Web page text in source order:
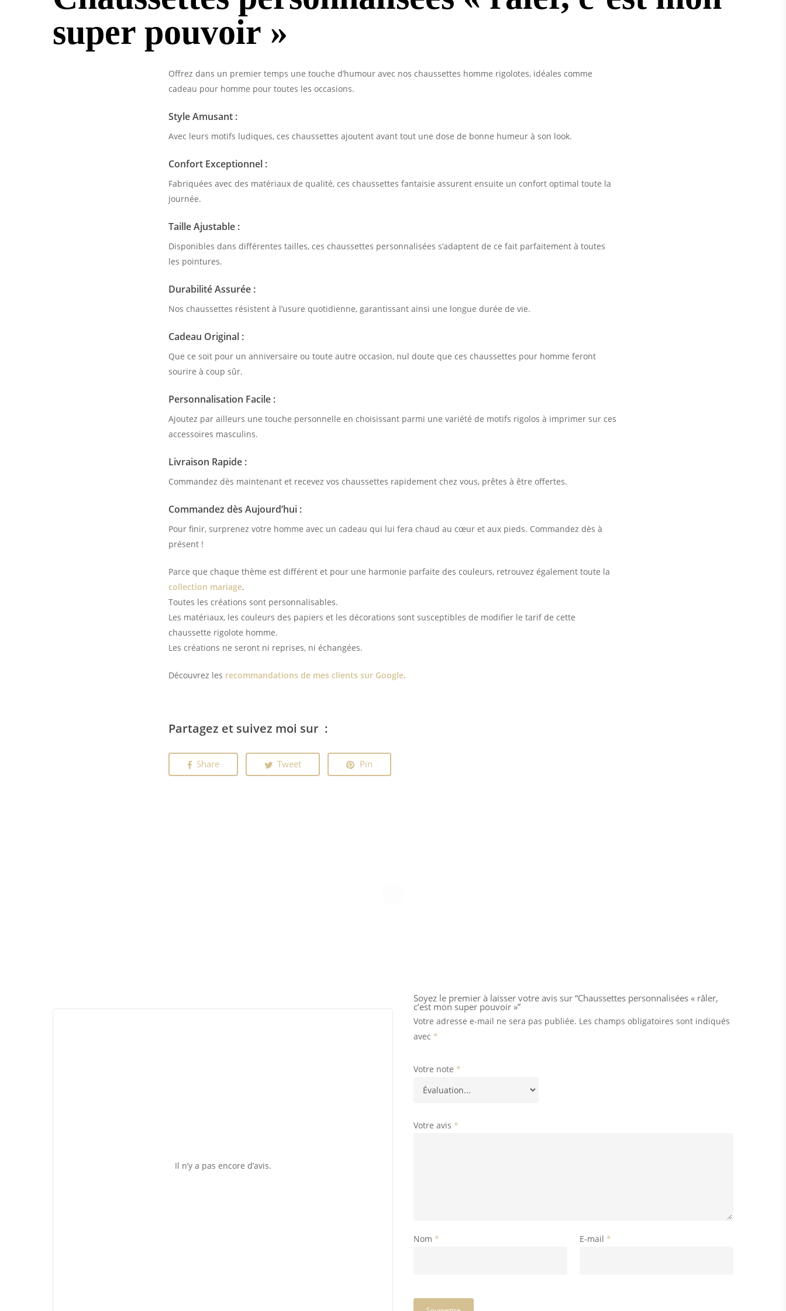
super pouvoir »
Offrez dans un premier temps une touche d’humour avec nos chaussettes homme rigolotes, idéales comme
cadeau pour homme pour toutes les occasions.
Style Amusant :
Avec leurs motifs ludiques, ces chaussettes ajoutent avant tout une dose de bonne humeur à son look.
Confort Exceptionnel :
Fabriquées avec des matériaux de qualité, ces chaussettes fantaisie assurent ensuite un confort optimal toute la
journée.
Taille Ajustable :
Disponibles dans différentes tailles, ces chaussettes personnalisées s’adaptent de ce fait parfaitement à toutes
les pointures.
Durabilité Assurée :
Nos chaussettes résistent à l’usure quotidienne, garantissant ainsi une longue durée de vie.
Cadeau Original :
Que ce soit pour un anniversaire ou toute autre occasion, nul doute que ces chaussettes pour homme feront
sourire à coup sûr.
Personnalisation Facile :
Ajoutez par ailleurs une touche personnelle en choisissant parmi une variété de motifs rigolos à imprimer sur ces
accessoires masculins.
Livraison Rapide :
Commandez dès maintenant et recevez vos chaussettes rapidement chez vous, prêtes à être offertes.
Commandez dès Aujourd’hui :
Pour finir, surprenez votre homme avec un cadeau qui lui fera chaud au cœur et aux pieds. Commandez dès à
présent !
Parce que chaque thème est différent et pour une harmonie parfaite des couleurs, retrouvez également toute la
collection mariage.
Toutes les créations sont personnalisables.
Les matériaux, les couleurs des papiers et les décorations sont susceptibles de modifier le tarif de cette
chaussette rigolote homme.
Les créations ne seront ni reprises, ni échangées.
Découvrez les recommandations de mes clients sur Google.
Partagez et suivez moi sur :
Share Tweet Pin
Il n’y a pas encore d’avis.
Soyez le premier à laisser votre avis sur “Chaussettes personnalisées « râler,
c’est mon super pouvoir »”
Votre adresse e-mail ne sera pas publiée. Les champs obligatoires sont indiqués
avec *
Votre note *
Votre avis *
Nom * E-mail*